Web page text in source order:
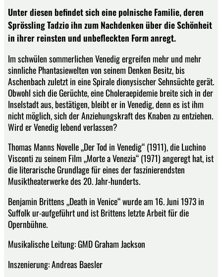
Unter diesen befindet sich eine polnische Familie, deren
Sprössling Tadzio ihn zum Nachdenken über die Schönheit
in ihrer reinsten und unbefleckten Form anregt.
Im schwülen sommerlichen Venedig ergreifen mehr und mehr
sinnliche Phantasiewelten von seinem Denken Besitz, bis
Aschenbach zuletzt in eine Spirale dionysischer Sehnsüchte gerät.
Obwohl sich die Gerüchte, eine Choleraepidemie breite sich in der
Inselstadt aus, bestätigen, bleibt er in Venedig, denn es ist ihm
nicht möglich, sich der Anziehungskraft des Knaben zu entziehen.
Wird er Venedig lebend verlassen?
Thomas Manns Novelle „Der Tod in Venedig“ (1911), die Luchino
Visconti zu seinem Film „Morte a Venezia“ (1971) angeregt hat, ist
die literarische Grundlage für eines der faszinierendsten
Musiktheaterwerke des 20. Jahr-hunderts.
Benjamin Brittens „Death in Venice“ wurde am 16. Juni 1973 in
Suffolk ur-aufgeführt und ist Brittens letzte Arbeit für die
Opernbühne.
Musikalische Leitung: GMD Graham Jackson
Inszenierung: Andreas Baesler